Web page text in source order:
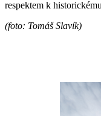
respektem k
(foto: Tomáš Slavík)